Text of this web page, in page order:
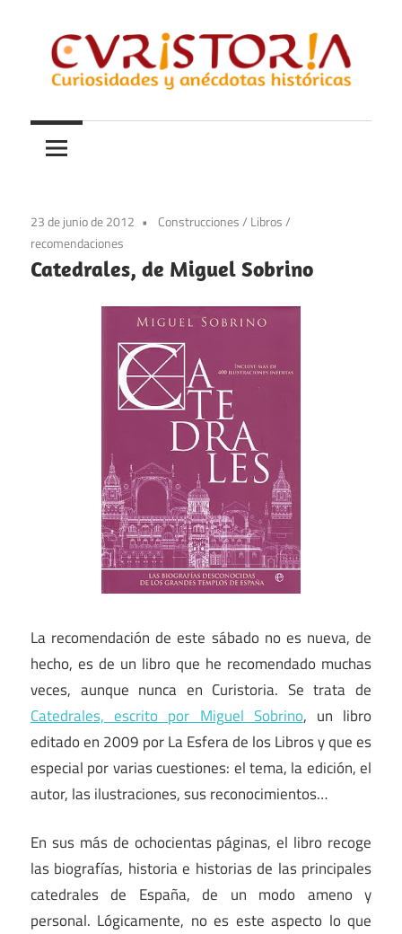
contenido
Curistoria
y
anécdotas
historia
23 de junio de 2012 Construcciones/ Libros/
recomendaciones
Catedrales, de Miguel Sobrino
La recomendación de este sábado no es nueva, de
hecho, es de un libro que he recomendado muchas
veces, aunque nunca en Curistoria. Se trata de
Catedrales, escrito por Miguel Sobrino, un libro
editado en 2009 por La Esfera de los Libros y que es
especial por varias cuestiones: el tema, la edición, el
autor, las ilustraciones, sus reconocimientos…
En sus más de ochocientas páginas, el libro recoge
las biografías, historia e historias de las principales
catedrales de España, de un modo ameno y
personal. Lógicamente, no es este aspecto lo que